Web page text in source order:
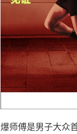
爆师傅是男子大众